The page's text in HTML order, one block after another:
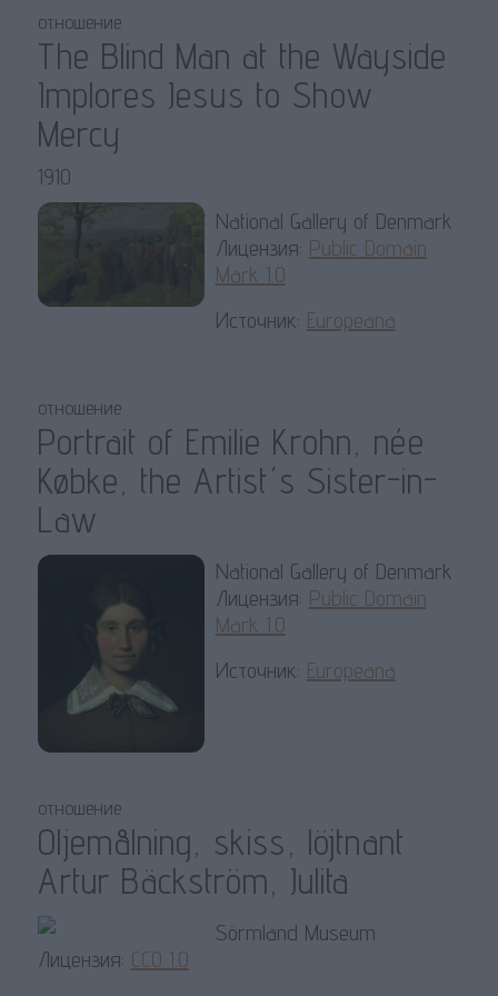
отношение
The Blind Man at the Wayside
Implores Jesus to Show
Mercy
1910
National Gallery of Denmark
Лицензия: Public Domain
Mark 1.0
Источник: Europeana
отношение
Portrait of Emilie Krohn, née
Købke, the Artist´s Sister-in-
Law
National Gallery of Denmark
Лицензия: Public Domain
Mark 1.0
Источник: Europeana
отношение
Oljemålning, skiss, löjtnant
Artur Bäckström, Julita
Sörmland Museum
Лицензия: CC0 1.0